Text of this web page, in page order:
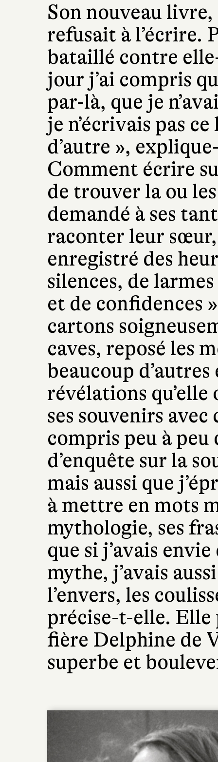
Son nouveau
refusait à l’écrire.
bataillé contre
jour j’ai compris
par-là, que je
je n’écrivais pas
d’autre »,
Comment écrire
de trouver la ou
demandé à ses
raconter leur
enregistré des
silences, de
et de confidences
cartons
caves, reposé les
beaucoup d’autres
révélations
ses souvenirs avec
compris peu à peu
d’enquête sur la
mais aussi que
à mettre en mots
mythologie, ses
que si j’avais
mythe, j’avais
l’envers, les
précise-t-elle. Elle
fière Delphine de
superbe et